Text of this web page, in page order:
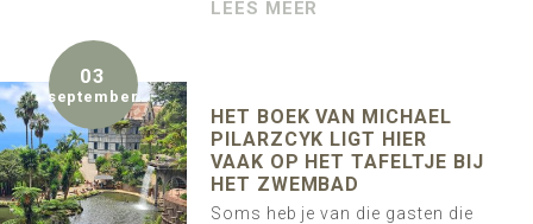
LEES MEER
03
september
HET BOEK VAN MICHAEL
PILARZCYK LIGT HIER
VAAK OP HET TAFELTJE BIJ
HET ZWEMBAD
Soms heb je van die gasten die